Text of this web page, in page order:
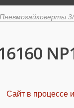
Пневмогайковерты
Сайт в процессе